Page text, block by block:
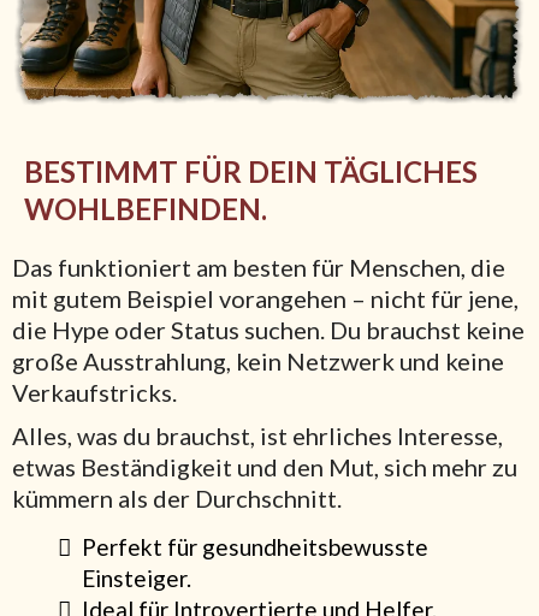
BESTIMMT FÜR DEIN TÄGLICHES
WOHLBEFINDEN.
Das funktioniert am besten für Menschen, die
mit gutem Beispiel vorangehen – nicht für jene,
die Hype oder Status suchen. Du brauchst keine
große Ausstrahlung, kein Netzwerk und keine
Verkaufstricks.
Alles, was du brauchst, ist ehrliches Interesse,
etwas Beständigkeit und den Mut, sich mehr zu
kümmern als der Durchschnitt.
Perfekt für gesundheitsbewusste
Einsteiger.
Ideal für Introvertierte und Helfer.